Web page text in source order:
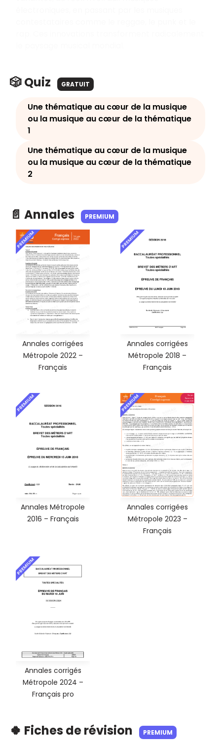
🎲 Quiz GRATUIT
Une thématique au cœur de la musique
ou la musique au cœur de la thématique
1
Une thématique au cœur de la musique
ou la musique au cœur de la thématique
2
📄 Annales PREMIUM
PREMIUM
Annales corrigées
Métropole 2022 –
Français
PREMIUM
Annales corrigées
Métropole 2018 –
Français
PREMIUM
Annales Métropole
2016 – Français
PREMIUM
Annales corrigées
Métropole 2023 –
Français
PREMIUM
Annales corrigés
Métropole 2024 –
Français pro
🍀 Fiches de révision PREMIUM